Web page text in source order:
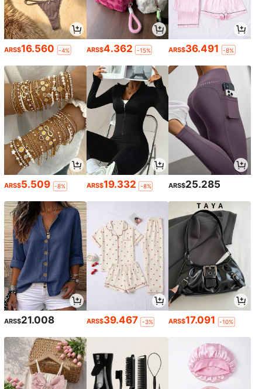
ARS$16.560 -4% ARS$4.362 -15% ARS$36.491 -8%
ARS$5.509 -8% ARS$19.332 -8% ARS$25.285
ARS$21.008 ARS$39.467 -3% ARS$17.091 -10%